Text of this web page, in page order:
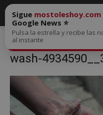
Inicio
Móstoles inicia agosto
incidencia
wash-
Sigue mostoleshoy.com
Google News ⭐
Pulsa la estrella y recibe las
al instante